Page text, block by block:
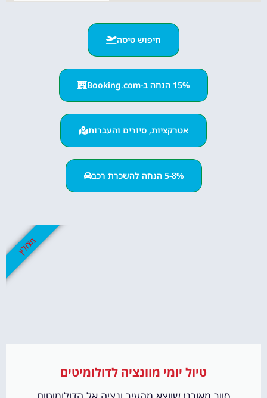
חיפוש טיסה
15% הנחה ב-Booking.com
אטרקציות, סיורים והעברות
5-8% הנחה להשכרת רכב
טיול יומי מוונציה לדולומיטים
מומלץ